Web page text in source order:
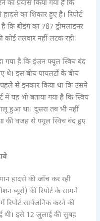
का प्रयास किया गया है कि
का शिकार हुए है। रिपोर्ट
कि बोइंग का 787 ड्रीमलाइनर
तलवार नहीं लटक रही।
गया है कि इंजन फ्यूल स्विच बंद
इस बीच पायलटों के बीच
से इनकार किया था कि उसने
में यह भी बताया गया है कि स्विच
हुआ था। दूसरा तब भी नहीं
की वजह से फ्यूल स्विच बंद हुए
हादसे की जाँच कर रही
ब्यूरो) की रिपोर्ट के सामने
सार्वजनिक करने की
थी। इसे 12 जुलाई की सुबह